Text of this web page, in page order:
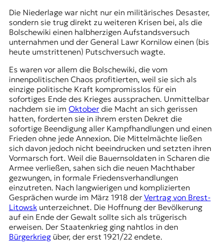
Die Niederlage war nicht nur ein militärisches Desaster,
sondern sie trug direkt zu weiteren Krisen bei, als die
Bolschewiki einen halbherzigen Aufstandsversuch
unternahmen und der General Lawr Kornilow einen (bis
heute umstrittenen) Putschversuch wagte.
Es waren vor allem die Bolschewiki, die vom
innenpolitischen Chaos profitierten, weil sie sich als
einzige politische Kraft kompromisslos für ein
sofortiges Ende des Krieges aussprachen. Unmittelbar
nachdem sie im Oktoberdie Macht an sich gerissen
hatten, forderten sie in ihrem ersten Dekret die
sofortige Beendigung aller Kampfhandlungen und einen
Frieden ohne jede Annexion. Die Mittelmächte ließen
sich davon jedoch nicht beeindrucken und setzten ihren
Vormarsch fort. Weil die Bauernsoldaten in Scharen die
Armee verließen, sahen sich die neuen Machthaber
gezwungen, in formale Friedensverhandlungen
einzutreten. Nach langwierigen und komplizierten
Gesprächen wurde im März 1918 der Vertrag von Brest-
Litowskunterzeichnet. Die Hoffnung der Bevölkerung
auf ein Ende der Gewalt sollte sich als trügerisch
erweisen. Der Staatenkrieg ging nahtlos in den
Bürgerkriegüber, der erst 1921/22 endete.